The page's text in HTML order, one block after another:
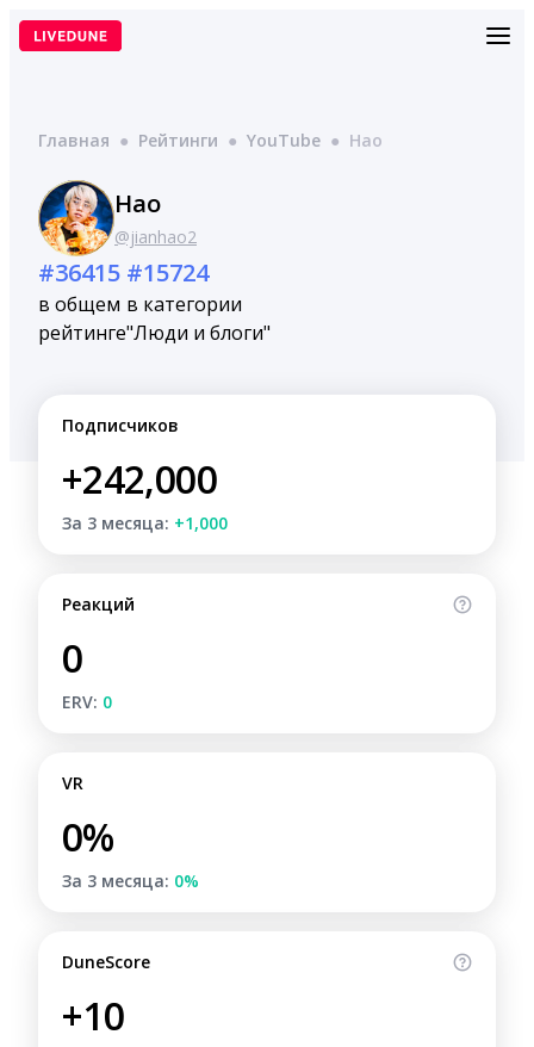
Перейти
Главная ● Рейтинги ● YouTube ● Hao
Hao
@jianhao2
#36415
в общем
рейтинге
#15724
в категории
"Люди и блоги"
Подписчиков
+242,000
За 3 месяца: +1,000
Реакций
0
ERV: 0
VR
0%
За 3 месяца: 0%
DuneScore
+10